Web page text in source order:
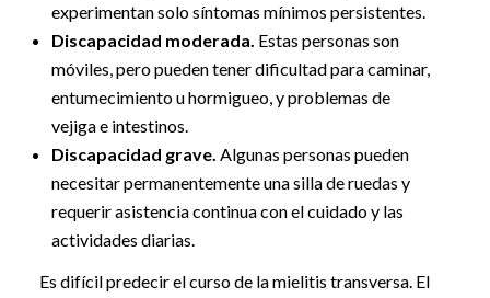
experimentan solo síntomas mínimos persistentes.
Discapacidad moderada. Estas personas son
móviles, pero pueden tener dificultad para caminar,
entumecimiento u hormigueo, y problemas de
vejiga e intestinos.
Discapacidad grave. Algunas personas pueden
necesitar permanentemente una silla de ruedas y
requerir asistencia continua con el cuidado y las
actividades diarias.
Es difícil predecir el curso de la mielitis transversa. El